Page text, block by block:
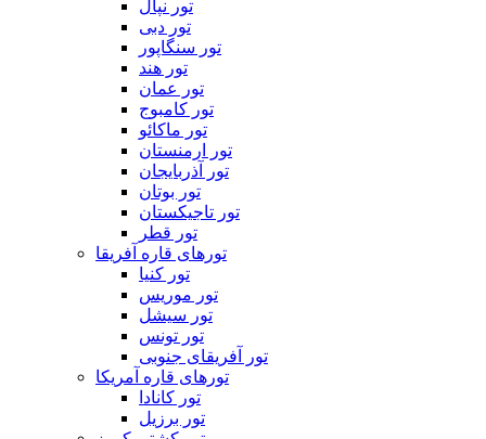
تور نپال
تور دبی
تور سنگاپور
تور هند
تور عمان
تور کامبوج
تور ماکائو
تور ارمنستان
تور آذربایجان
تور بوتان
تور تاجیکستان
تور قطر
تورهای قاره آفریقا
تور کنیا
تور موریس
تور سیشل
تور تونس
تور آفریقای جنوبی
تورهای قاره آمریکا
تور کانادا
تور برزیل